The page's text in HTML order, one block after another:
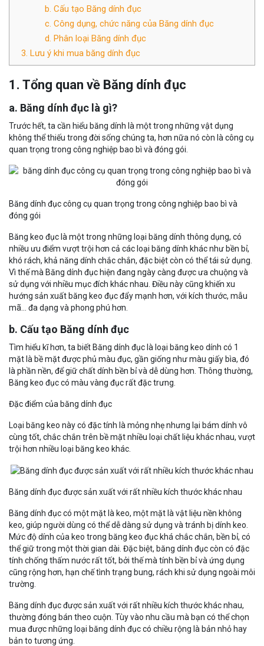
b. Cấu tạo Băng dính đục
c. Công dụng, chức năng của Băng dính đục
d. Phân loại Băng dính đục
3. Lưu ý khi mua băng dính đục
1. Tổng quan về Băng dính đục
a. Băng dính đục là gì?
Trước hết, ta cần hiểu băng dính là một trong những vật dụng
không thể thiếu trong đời sống chúng ta, hơn nữa nó còn là công cụ
quan trọng trong công nghiệp bao bì và đóng gói.
Băng dính đục công cụ quan trọng trong công nghiệp bao bì và
đóng gói
Băng keo đục là một trong những loại băng dính thông dụng, có
nhiều ưu điểm vượt trội hơn cả các loại băng dính khác như bền bỉ,
khó rách, khả năng dính chắc chắn, đặc biệt còn có thể tái sử dụng.
Vì thế mà Băng dính đục hiện đang ngày càng được ưa chuộng và
sử dụng với nhiều mục đích khác nhau. Điều này cũng khiến xu
hướng sản xuất băng keo đục đẩy mạnh hơn, với kích thước, mẫu
mã... đa dạng và phong phú hơn.
b. Cấu tạo Băng dính đục
Tìm hiểu kĩ hơn, ta biết Băng dính đục là loại băng keo dính có 1
mặt là bề mặt được phủ màu đục, gần giống như màu giấy bìa, đó
là phần nền, để giữ chất dính bền bỉ và dễ dùng hơn. Thông thường,
Băng keo đục có màu vàng đục rất đặc trưng.
Đặc điểm của băng dính đục
Loại băng keo này có đặc tính là mỏng nhẹ nhưng lại bám dính vô
cùng tốt, chắc chắn trên bề mặt nhiều loại chất liệu khác nhau, vượt
trội hơn nhiều loại băng keo khác.
Băng dính đục được sản xuất với rất nhiều kích thước khác nhau
Băng dính đục có một mặt là keo, một mặt là vật liệu nền không
keo, giúp người dùng có thể dễ dàng sử dụng và tránh bị dính keo.
Mức độ dính của keo trong băng keo đục khá chắc chắn, bền bỉ, có
thể giữ trong một thời gian dài. Đặc biệt, băng dính đục còn có đặc
tính chống thấm nước rất tốt, bởi thế mà tính bền bỉ và ứng dụng
cũng rộng hơn, hạn chế tình trạng bung, rách khi sử dụng ngoài môi
trường.
Băng dính đục được sản xuất với rất nhiều kích thước khác nhau,
thường đóng bán theo cuộn. Tùy vào nhu cầu mà bạn có thể chọn
mua được những loại băng dính đục có chiều rộng là bản nhỏ hay
bản to tương ứng.